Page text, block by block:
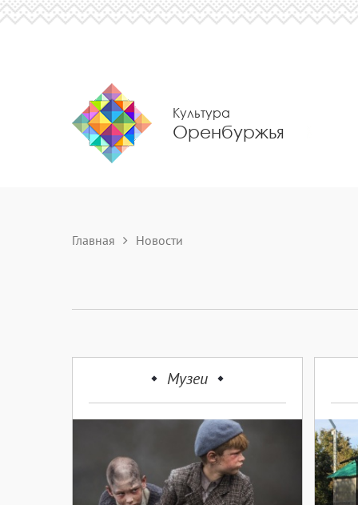
Культура
Оренбуржья
Главная Новости
Музеи